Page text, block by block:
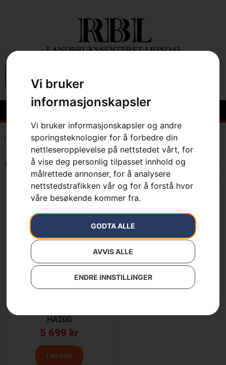
Vi bruker
informasjonskapsler
Vi bruker informasjonskapsler og andre
sporingsteknologier for å forbedre din
nettleseropplevelse på nettstedet vårt, for
å vise deg personlig tilpasset innhold og
målrettede annonser, for å analysere
nettstedstrafikken vår og for å forstå hvor
våre besøkende kommer fra.
GODTA ALLE
AVVIS ALLE
ENDRE INNSTILLINGER
Hem 7333377005990
Viser det ene resultatet
HA200
5 699 kr
Les mer